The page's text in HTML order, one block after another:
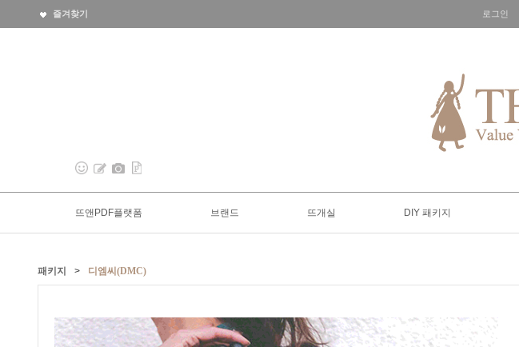
즐겨찾기 로그인
뜨앤PDF플랫폼 브랜드 뜨개실 DIY 패키지
패키지 > 디엠씨(DMC)